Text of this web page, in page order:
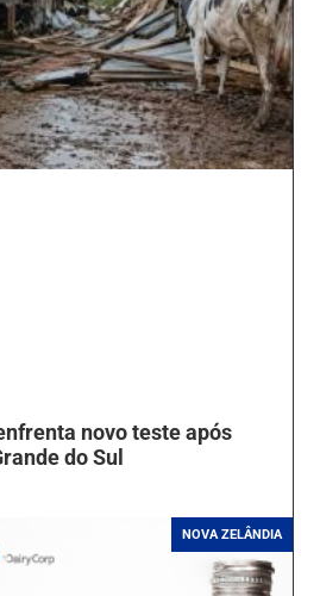
novo teste após
do Sul
NOVA ZELÂNDIA